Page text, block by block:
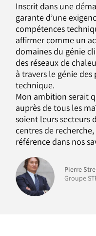
Inscrit dans une
garante d’une
compétences
affirmer comme un
domaines du génie
des réseaux de
à travers le génie
technique.
Mon ambition serait
auprès de tous les
soient leurs secteurs
centres de
référence dans nos
Pierre
Groupe